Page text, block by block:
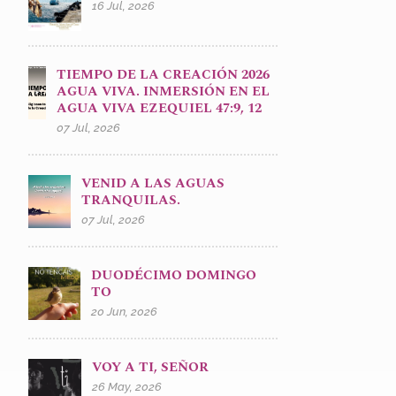
16 Jul, 2026
TIEMPO DE LA CREACIÓN 2026
AGUA VIVA. INMERSIÓN EN EL
AGUA VIVA EZEQUIEL 47:9, 12
07 Jul, 2026
VENID A LAS AGUAS
TRANQUILAS.
07 Jul, 2026
DUODÉCIMO DOMINGO
TO
20 Jun, 2026
VOY A TI, SEÑOR
26 May, 2026